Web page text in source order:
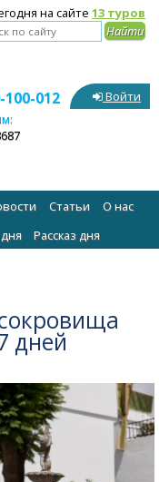
на сайте 13 туров
100-012 Войти
Статьи
О нас
Рассказ дня
дней